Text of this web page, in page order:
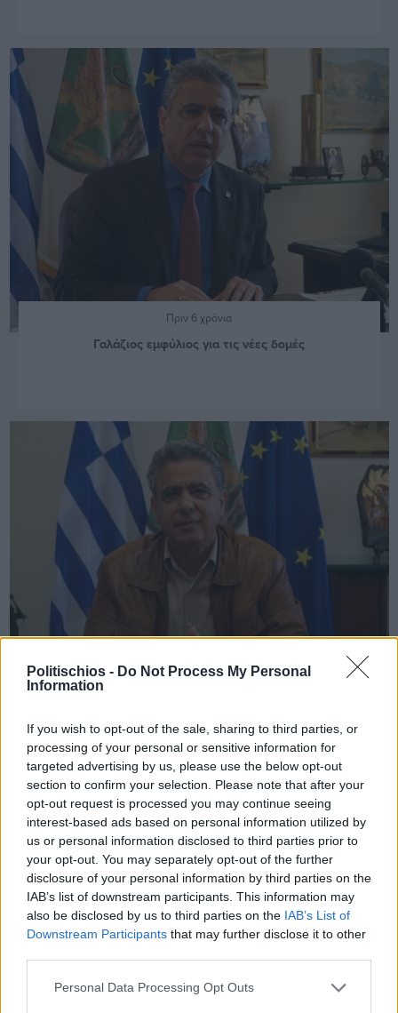
Politischios - Do Not Process My Personal
Information
If you wish to opt-out of the sale, sharing to third parties, or
processing of your personal or sensitive information for
targeted advertising by us, please use the below opt-out
section to confirm your selection. Please note that after your
opt-out request is processed you may continue seeing
interest-based ads based on personal information utilized by
us or personal information disclosed to third parties prior to
your opt-out. You may separately opt-out of the further
disclosure of your personal information by third parties on the
IAB’s list of downstream participants. This information may
also be disclosed by us to third parties on the IAB’s List of
Downstream Participants that may further disclose it to other
Personal Data Processing Opt Outs
Πριν 6 χρόνια
Γαλάζιος εμφύλιος για τις νέες δομές
μεταναστευτικό